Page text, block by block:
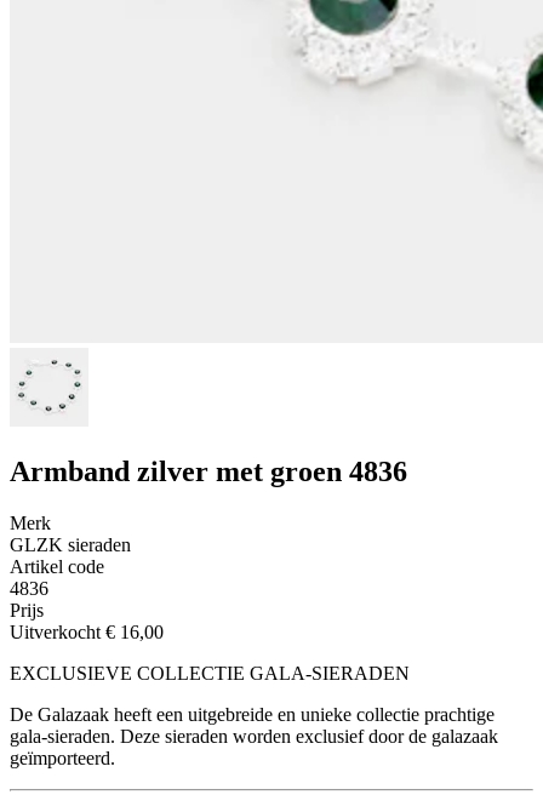
Armband zilver met groen 4836
Merk
GLZK sieraden
Artikel code
4836
Prijs
Uitverkocht € 16,00
EXCLUSIEVE COLLECTIE GALA-SIERADEN
De Galazaak heeft een uitgebreide en unieke collectie prachtige
gala-sieraden. Deze sieraden worden exclusief door de galazaak
geïmporteerd.